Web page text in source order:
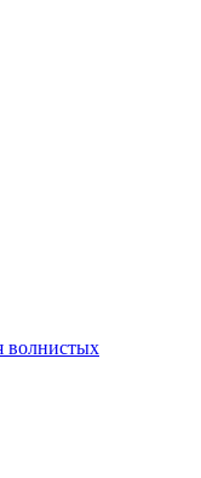
волнистых